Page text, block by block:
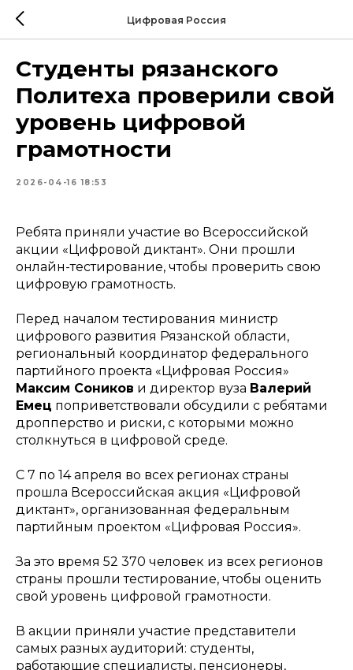
Цифровая Россия
Студенты рязанского
Политеха проверили свой
уровень цифровой
грамотности
2026-04-16 18:53
Ребята приняли участие во Всероссийской
акции «Цифровой диктант». Они прошли
онлайн-тестирование, чтобы проверить свою
цифровую грамотность.
Перед началом тестирования министр
цифрового развития Рязанской области,
региональный координатор федерального
партийного проекта «Цифровая Россия»
Максим Соников и директор вуза Валерий
Емец поприветствовали обсудили с ребятами
дропперство и риски, с которыми можно
столкнуться в цифровой среде.
С 7 по 14 апреля во всех регионах страны
прошла Всероссийская акция «Цифровой
диктант», организованная федеральным
партийным проектом «Цифровая Россия».
За это время 52 370 человек из всех регионов
страны прошли тестирование, чтобы оценить
свой уровень цифровой грамотности.
В акции приняли участие представители
самых разных аудиторий: студенты,
работающие специалисты, пенсионеры,